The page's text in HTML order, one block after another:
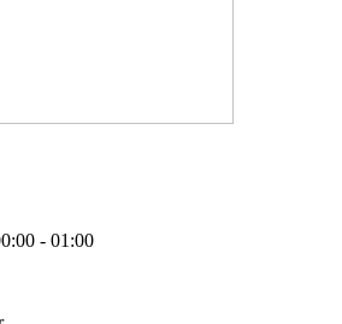
- 01:00